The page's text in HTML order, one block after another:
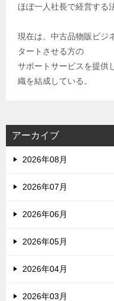
ほぼ一人社長で経営する
現在は、中古品物販ビジ
タートさせる方の
サポートサービスを提供
織を結成している。
アーカイブ
2026年08月
2026年07月
2026年06月
2026年05月
2026年04月
2026年03月